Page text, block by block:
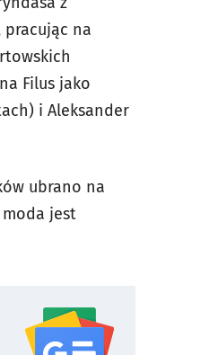
pracując na
Filus jako
i Aleksander
ubrano na
moda jest